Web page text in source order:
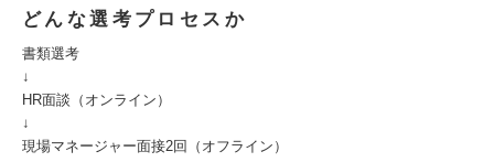
どんな選考プロセスか
書類選考
↓
HR面談（オンライン）
↓
現場マネージャー面接2回（オフライン）